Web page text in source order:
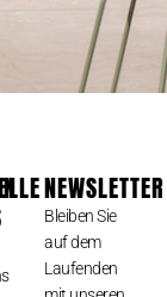
NEWSLETTER
Bleiben Sie
auf dem
Laufenden